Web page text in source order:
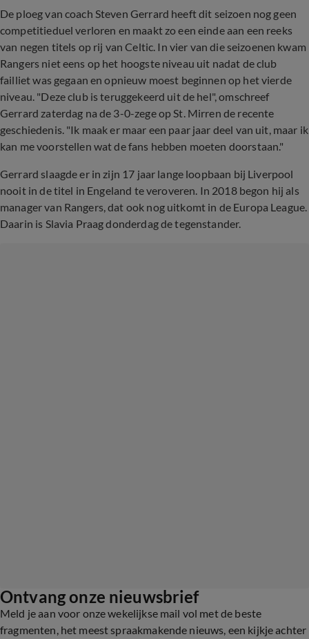
De ploeg van coach Steven Gerrard heeft dit seizoen nog geen
competitieduel verloren en maakt zo een einde aan een reeks
van negen titels op rij van Celtic. In vier van die seizoenen kwam
Rangers niet eens op het hoogste niveau uit nadat de club
failliet was gegaan en opnieuw moest beginnen op het vierde
niveau. "Deze club is teruggekeerd uit de hel", omschreef
Gerrard zaterdag na de 3-0-zege op St. Mirren de recente
geschiedenis. "Ik maak er maar een paar jaar deel van uit, maar ik
kan me voorstellen wat de fans hebben moeten doorstaan."
Gerrard slaagde er in zijn 17 jaar lange loopbaan bij Liverpool
nooit in de titel in Engeland te veroveren. In 2018 begon hij als
manager van Rangers, dat ook nog uitkomt in de Europa League.
Daarin is Slavia Praag donderdag de tegenstander.
Ontvang onze nieuwsbrief
Meld je aan voor onze wekelijkse mail vol met de beste
fragmenten, het meest spraakmakende nieuws, een kijkje achter